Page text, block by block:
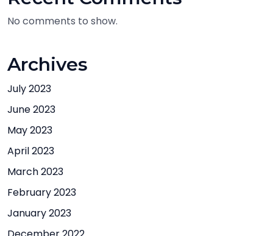
No comments to show.
Archives
July 2023
June 2023
May 2023
April 2023
March 2023
February 2023
January 2023